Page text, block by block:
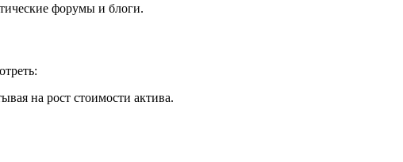
форумы и блоги.
на рост стоимости актива.